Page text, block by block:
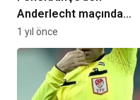
Anderlecht maçında
rotasyon! İşte derbinin
kalecisi
1 yıl önce